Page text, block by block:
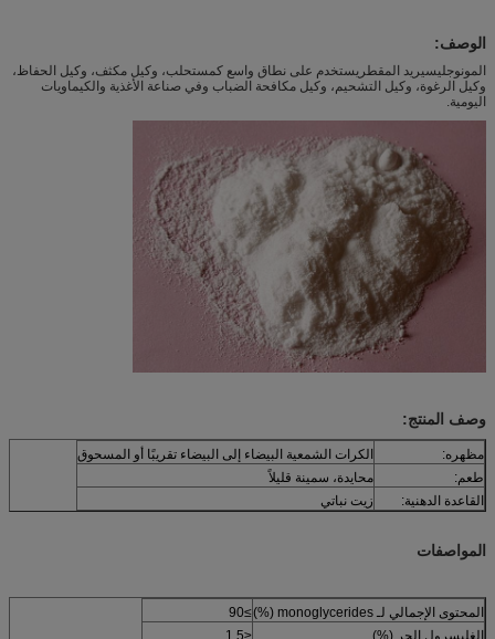
الوصف:
المونوجليسيريد المقطر يستخدم على نطاق واسع كمستحلب، وكيل مكثف، وكيل الحفاظ،
وكيل الرغوة، وكيل التشحيم، وكيل مكافحة الضباب وفي صناعة الأغذية والكيماويات
اليومية.
وصف المنتج:
مظهره:
الكرات الشمعية البيضاء إلى البيضاء تقريبًا أو المسحوق
طعم:
محايدة، سمينة قليلاً
القاعدة الدهنية:
زيت نباتي
المواصفات
المحتوى الإجمالي لـ monoglycerides (%)
≥90
الغليسرول الحر (%)
≤1.5